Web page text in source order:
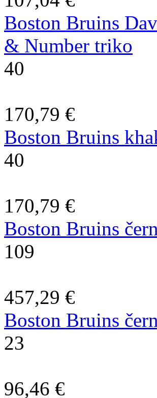
Boston Bruins
& Number triko
40
170,79 €
Boston Bruins
40
170,79 €
Boston Bruins
109
457,29 €
Boston Bruins
23
96,46 €